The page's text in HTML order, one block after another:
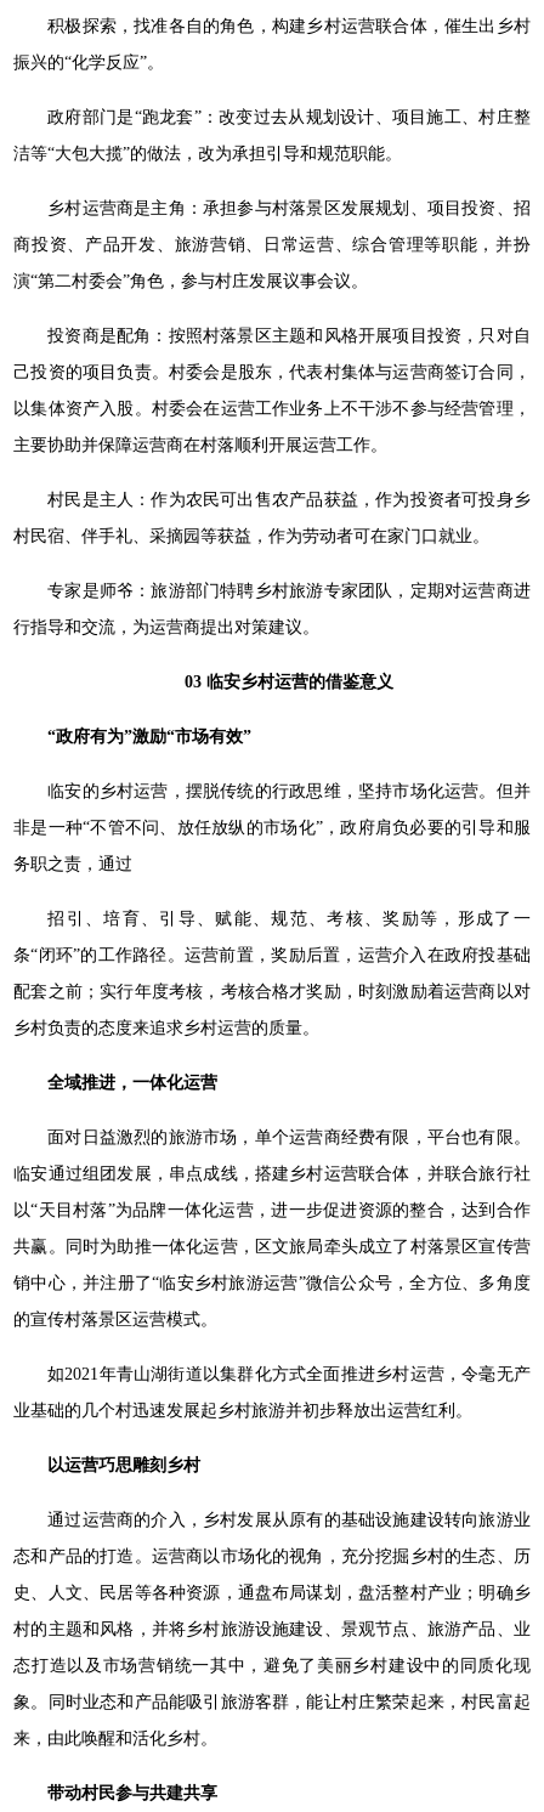
积极探索，找准各自的角色，构建乡村运营联合体，催生出乡村
振兴的“化学反应”。
政府部门是“跑龙套”：改变过去从规划设计、项目施工、村庄整
洁等“大包大揽”的做法，改为承担引导和规范职能。
乡村运营商是主角：承担参与村落景区发展规划、项目投资、招
商投资、产品开发、旅游营销、日常运营、综合管理等职能，并扮
演“第二村委会”角色，参与村庄发展议事会议。
投资商是配角：按照村落景区主题和风格开展项目投资，只对自
己投资的项目负责。村委会是股东，代表村集体与运营商签订合同，
以集体资产入股。村委会在运营工作业务上不干涉不参与经营管理，
主要协助并保障运营商在村落顺利开展运营工作。
村民是主人：作为农民可出售农产品获益，作为投资者可投身乡
村民宿、伴手礼、采摘园等获益，作为劳动者可在家门口就业。
专家是师爷：旅游部门特聘乡村旅游专家团队，定期对运营商进
行指导和交流，为运营商提出对策建议。
03 临安乡村运营的借鉴意义
“政府有为”激励“市场有效”
临安的乡村运营，摆脱传统的行政思维，坚持市场化运营。但并
非是一种“不管不问、放任放纵的市场化”，政府肩负必要的引导和服
务职之责，通过
招引、培育、引导、赋能、规范、考核、奖励等，形成了一
条“闭环”的工作路径。运营前置，奖励后置，运营介入在政府投基础
配套之前；实行年度考核，考核合格才奖励，时刻激励着运营商以对
乡村负责的态度来追求乡村运营的质量。
全域推进，一体化运营
面对日益激烈的旅游市场，单个运营商经费有限，平台也有限。
临安通过组团发展，串点成线，搭建乡村运营联合体，并联合旅行社
以“天目村落”为品牌一体化运营，进一步促进资源的整合，达到合作
共赢。同时为助推一体化运营，区文旅局牵头成立了村落景区宣传营
销中心，并注册了“临安乡村旅游运营”微信公众号，全方位、多角度
的宣传村落景区运营模式。
如2021年青山湖街道以集群化方式全面推进乡村运营，令毫无产
业基础的几个村迅速发展起乡村旅游并初步释放出运营红利。
以运营巧思雕刻乡村
通过运营商的介入，乡村发展从原有的基础设施建设转向旅游业
态和产品的打造。运营商以市场化的视角，充分挖掘乡村的生态、历
史、人文、民居等各种资源，通盘布局谋划，盘活整村产业；明确乡
村的主题和风格，并将乡村旅游设施建设、景观节点、旅游产品、业
态打造以及市场营销统一其中，避免了美丽乡村建设中的同质化现
象。同时业态和产品能吸引旅游客群，能让村庄繁荣起来，村民富起
来，由此唤醒和活化乡村。
带动村民参与共建共享